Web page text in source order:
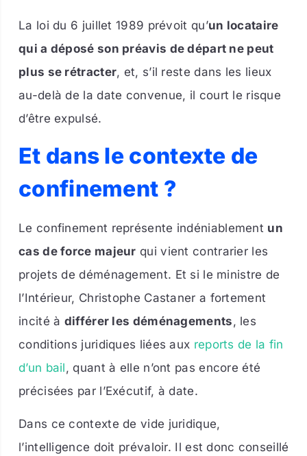
La loi du 6 juillet 1989 prévoit qu’un locataire
qui a déposé son préavis de départ ne peut
plus se rétracter, et, s’il reste dans les lieux
au-delà de la date convenue, il court le risque
d’être expulsé.
Et dans le contexte de
confinement ?
Le confinement représente indéniablement un
cas de force majeur qui vient contrarier les
projets de déménagement. Et si le ministre de
l’Intérieur, Christophe Castaner a fortement
incité à différer les déménagements , les
conditions juridiques liées aux reports de la fin
d’un bail , quant à elle n’ont pas encore été
précisées par l’Exécutif, à date.
Dans ce contexte de vide juridique,
l’intelligence doit prévaloir. Il est donc conseillé